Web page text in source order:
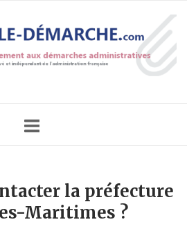
la préfecture
Maritimes ?